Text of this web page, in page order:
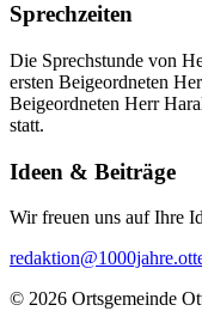
Sprechzeiten
Die Sprechstunde von
ersten Beigeordneten
Beigeordneten Herr
statt.
Ideen & Beiträge
Wir freuen uns auf Ihre
© 2026 Ortsgemeinde